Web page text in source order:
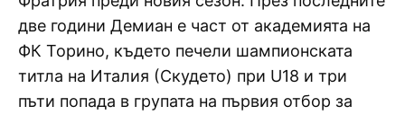
две години Демиан е част от академията на
ФК Торино, където печели шампионската
титла на Италия (Скудето) при U18 и три
пъти попада в групата на първия отбор за